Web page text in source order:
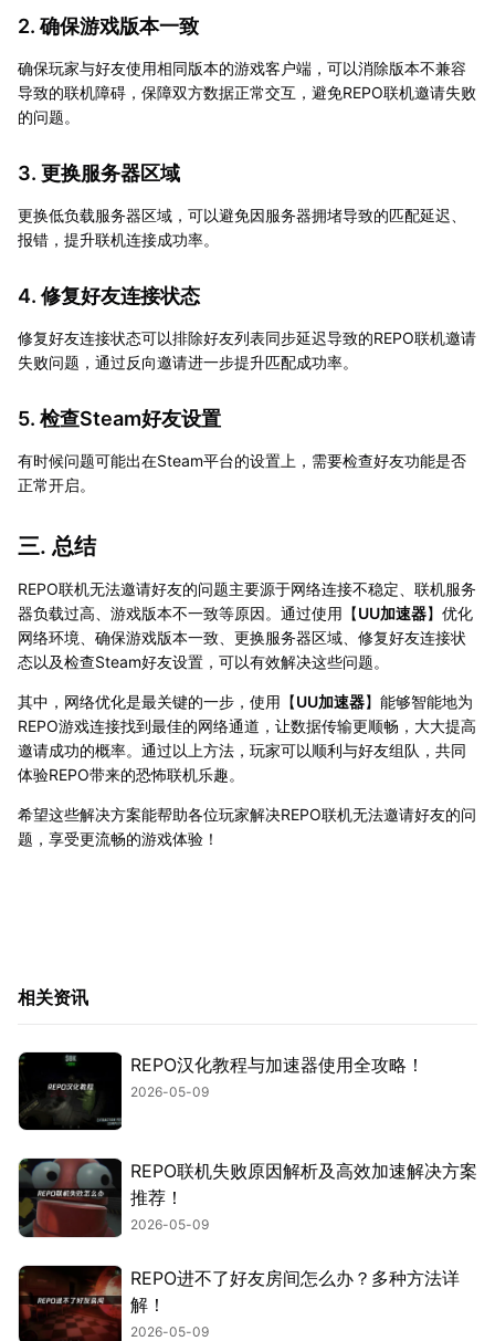
2. 确保游戏版本一致
确保玩家与好友使用相同版本的游戏客户端，可以消除版本不兼容
导致的联机障碍，保障双方数据正常交互，避免REPO联机邀请失败
的问题。
3. 更换服务器区域
更换低负载服务器区域，可以避免因服务器拥堵导致的匹配延迟、
报错，提升联机连接成功率。
4. 修复好友连接状态
修复好友连接状态可以排除好友列表同步延迟导致的REPO联机邀请
失败问题，通过反向邀请进一步提升匹配成功率。
5. 检查Steam好友设置
有时候问题可能出在Steam平台的设置上，需要检查好友功能是否
正常开启。
三. 总结
REPO联机无法邀请好友的问题主要源于网络连接不稳定、联机服务
器负载过高、游戏版本不一致等原因。通过使用【UU加速器】优化
网络环境、确保游戏版本一致、更换服务器区域、修复好友连接状
态以及检查Steam好友设置，可以有效解决这些问题。
其中，网络优化是最关键的一步，使用【UU加速器】能够智能地为
REPO游戏连接找到最佳的网络通道，让数据传输更顺畅，大大提高
邀请成功的概率。通过以上方法，玩家可以顺利与好友组队，共同
体验REPO带来的恐怖联机乐趣。
希望这些解决方案能帮助各位玩家解决REPO联机无法邀请好友的问
题，享受更流畅的游戏体验！
相关资讯
REPO汉化教程与加速器使用全攻略！
2026-05-09
REPO联机失败原因解析及高效加速解决方案
推荐！
2026-05-09
REPO进不了好友房间怎么办？多种方法详
解！
2026-05-09